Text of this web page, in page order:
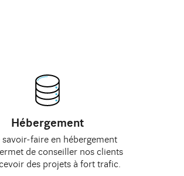
Hébergement
savoir-faire en hébergement
de conseillernos clients
des projets à fort trafic.